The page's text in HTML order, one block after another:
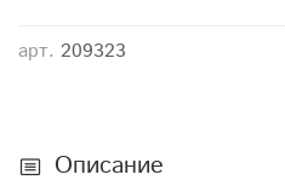
арт. 209323
Описание